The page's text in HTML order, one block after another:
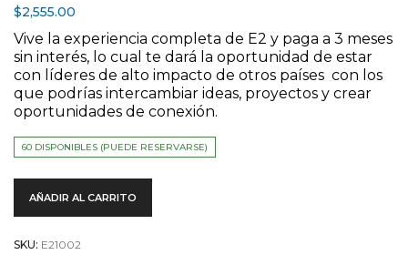
$2,555.00
Vive la experiencia completa de E2 y paga a 3 meses
sin interés, lo cual te dará la oportunidad de estar
con líderes de alto impacto de otros países con los
que podrías intercambiar ideas, proyectos y crear
oportunidades de conexión.
60 DISPONIBLES (PUEDE RESERVARSE)
AÑADIR AL CARRITO
SKU: E21002